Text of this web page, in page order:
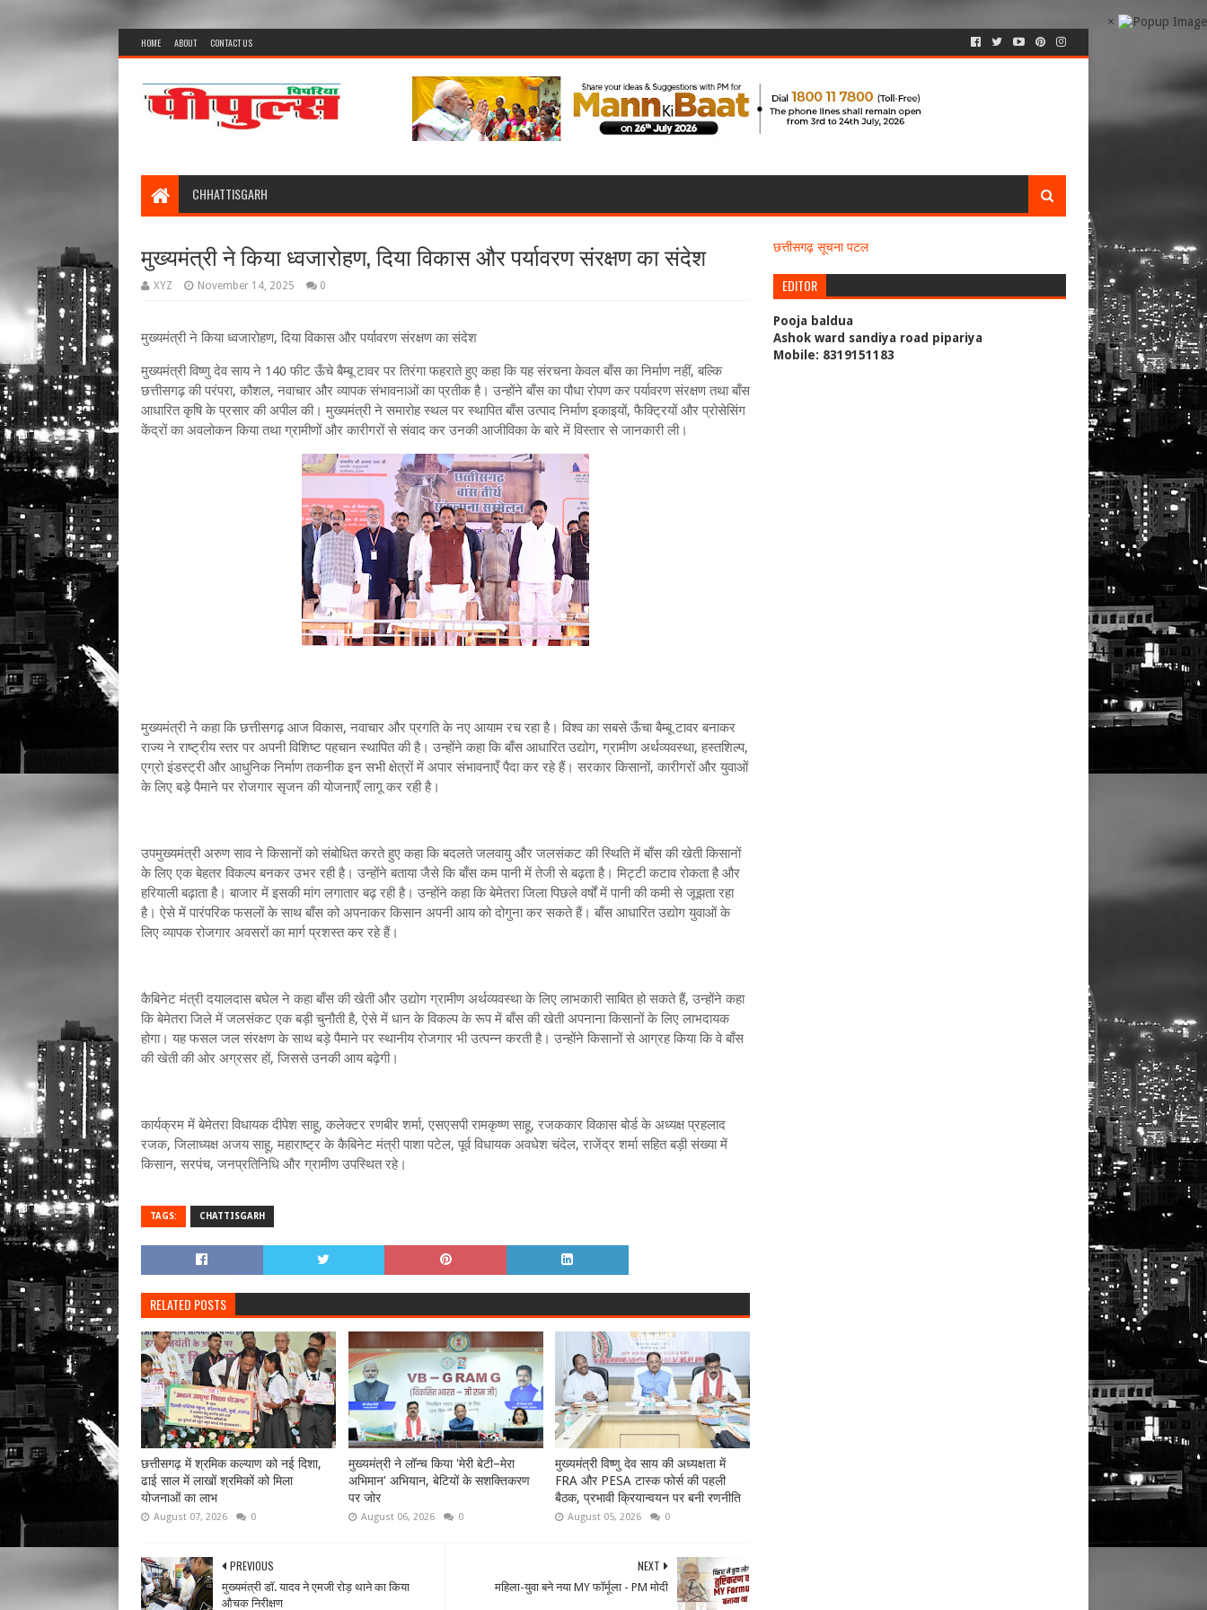
×
HOME ABOUT CONTACT US
CHHATTISGARH
मुख्यमंत्री ने किया ध्वजारोहण, दिया विकास और पर्यावरण संरक्षण का संदेश
XYZ November 14, 2025 0
मुख्यमंत्री ने किया ध्वजारोहण, दिया विकास और पर्यावरण संरक्षण का संदेश
मुख्यमंत्री विष्णु देव साय ने 140 फीट ऊँचे बैम्बू टावर पर तिरंगा फहराते हुए कहा कि यह संरचना केवल बाँस का निर्माण नहीं, बल्कि
छत्तीसगढ़ की परंपरा, कौशल, नवाचार और व्यापक संभावनाओं का प्रतीक है। उन्होंने बाँस का पौधा रोपण कर पर्यावरण संरक्षण तथा बाँस
आधारित कृषि के प्रसार की अपील की। मुख्यमंत्री ने समारोह स्थल पर स्थापित बाँस उत्पाद निर्माण इकाइयों, फैक्ट्रियों और प्रोसेसिंग
केंद्रों का अवलोकन किया तथा ग्रामीणों और कारीगरों से संवाद कर उनकी आजीविका के बारे में विस्तार से जानकारी ली।
मुख्यमंत्री ने कहा कि छत्तीसगढ़ आज विकास, नवाचार और प्रगति के नए आयाम रच रहा है। विश्व का सबसे ऊँचा बैम्बू टावर बनाकर
राज्य ने राष्ट्रीय स्तर पर अपनी विशिष्ट पहचान स्थापित की है। उन्होंने कहा कि बाँस आधारित उद्योग, ग्रामीण अर्थव्यवस्था, हस्तशिल्प,
एग्रो इंडस्ट्री और आधुनिक निर्माण तकनीक इन सभी क्षेत्रों में अपार संभावनाएँ पैदा कर रहे हैं। सरकार किसानों, कारीगरों और युवाओं
के लिए बड़े पैमाने पर रोजगार सृजन की योजनाएँ लागू कर रही है।
उपमुख्यमंत्री अरुण साव ने किसानों को संबोधित करते हुए कहा कि बदलते जलवायु और जलसंकट की स्थिति में बाँस की खेती किसानों
के लिए एक बेहतर विकल्प बनकर उभर रही है। उन्होंने बताया जैसे कि बाँस कम पानी में तेजी से बढ़ता है। मिट्टी कटाव रोकता है और
हरियाली बढ़ाता है। बाजार में इसकी मांग लगातार बढ़ रही है। उन्होंने कहा कि बेमेतरा जिला पिछले वर्षों में पानी की कमी से जूझता रहा
है। ऐसे में पारंपरिक फसलों के साथ बाँस को अपनाकर किसान अपनी आय को दोगुना कर सकते हैं। बाँस आधारित उद्योग युवाओं के
लिए व्यापक रोजगार अवसरों का मार्ग प्रशस्त कर रहे हैं।
कैबिनेट मंत्री दयालदास बघेल ने कहा बाँस की खेती और उद्योग ग्रामीण अर्थव्यवस्था के लिए लाभकारी साबित हो सकते हैं, उन्होंने कहा
कि बेमेतरा जिले में जलसंकट एक बड़ी चुनौती है, ऐसे में धान के विकल्प के रूप में बाँस की खेती अपनाना किसानों के लिए लाभदायक
होगा। यह फसल जल संरक्षण के साथ बड़े पैमाने पर स्थानीय रोजगार भी उत्पन्न करती है। उन्होंने किसानों से आग्रह किया कि वे बाँस
की खेती की ओर अग्रसर हों, जिससे उनकी आय बढ़ेगी।
कार्यक्रम में बेमेतरा विधायक दीपेश साहू, कलेक्टर रणबीर शर्मा, एसएसपी रामकृष्ण साहू, रजककार विकास बोर्ड के अध्यक्ष प्रहलाद
रजक, जिलाध्यक्ष अजय साहू, महाराष्ट्र के कैबिनेट मंत्री पाशा पटेल, पूर्व विधायक अवधेश चंदेल, राजेंद्र शर्मा सहित बड़ी संख्या में
किसान, सरपंच, जनप्रतिनिधि और ग्रामीण उपस्थित रहे।
TAGS: CHATTISGARH
RELATED POSTS
छत्तीसगढ़ में श्रमिक कल्याण को नई दिशा,
ढाई साल में लाखों श्रमिकों को मिला
योजनाओं का लाभ
August 07, 2026 0
मुख्यमंत्री ने लॉन्च किया 'मेरी बेटी–मेरा
अभिमान' अभियान, बेटियों के सशक्तिकरण
पर जोर
August 06, 2026 0
मुख्यमंत्री विष्णु देव साय की अध्यक्षता में
FRA और PESA टास्क फोर्स की पहली
बैठक, प्रभावी क्रियान्वयन पर बनी रणनीति
August 05, 2026 0
NEXT
महिला-युवा बने नया MY फॉर्मूला - PM मोदी
PREVIOUS
मुख्यमंत्री डॉ. यादव ने एमजी रोड़ थाने का किया
औचक निरीक्षण
छत्तीसगढ़ सूचना पटल
EDITOR
Pooja baldua
Ashok ward sandiya road pipariya
Mobile: 8319151183